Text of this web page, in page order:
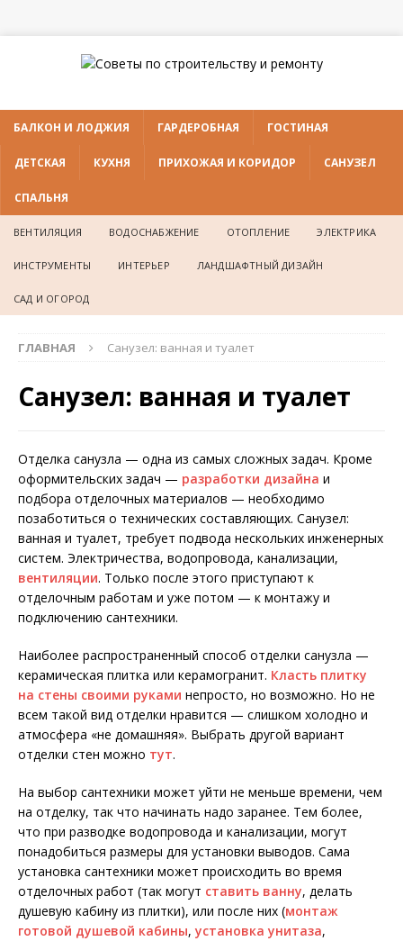
БАЛКОН И ЛОДЖИЯ ГАРДЕРОБНАЯ ГОСТИНАЯ
ДЕТСКАЯ КУХНЯ ПРИХОЖАЯ И КОРИДОР САНУЗЕЛ
СПАЛЬНЯ
ВЕНТИЛЯЦИЯ ВОДОСНАБЖЕНИЕ ОТОПЛЕНИЕ ЭЛЕКТРИКА
ИНСТРУМЕНТЫ ИНТЕРЬЕР ЛАНДШАФТНЫЙ ДИЗАЙН
САД И ОГОРОД
ГЛАВНАЯ Санузел: ванная и туалет
Санузел: ванная и туалет
Отделка санузла — одна из самых сложных задач. Кроме
оформительских задач — разработки дизайна и
подбора отделочных материалов — необходимо
позаботиться о технических составляющих. Санузел:
ванная и туалет, требует подвода нескольких инженерных
систем. Электричества, водопровода, канализации,
вентиляции. Только после этого приступают к
отделочным работам и уже потом — к монтажу и
подключению сантехники.
Наиболее распространенный способ отделки санузла —
керамическая плитка или керамогранит. Класть плитку
на стены своими руками непросто, но возможно. Но не
всем такой вид отделки нравится — слишком холодно и
атмосфера «не домашняя». Выбрать другой вариант
отделки стен можно тут.
На выбор сантехники может уйти не меньше времени, чем
на отделку, так что начинать надо заранее. Тем более,
что при разводке водопровода и канализации, могут
понадобиться размеры для установки выводов. Сама
установка сантехники может происходить во время
отделочных работ (так могут ставить ванну, делать
душевую кабину из плитки), или после них (монтаж
готовой душевой кабины, установка унитаза,